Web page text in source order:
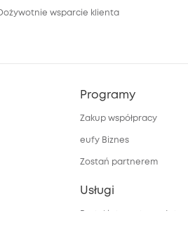
Dożywotnie wsparcie klienta
Programy
Zakup współpracy
eufy Biznes
Zostań partnerem
Usługi